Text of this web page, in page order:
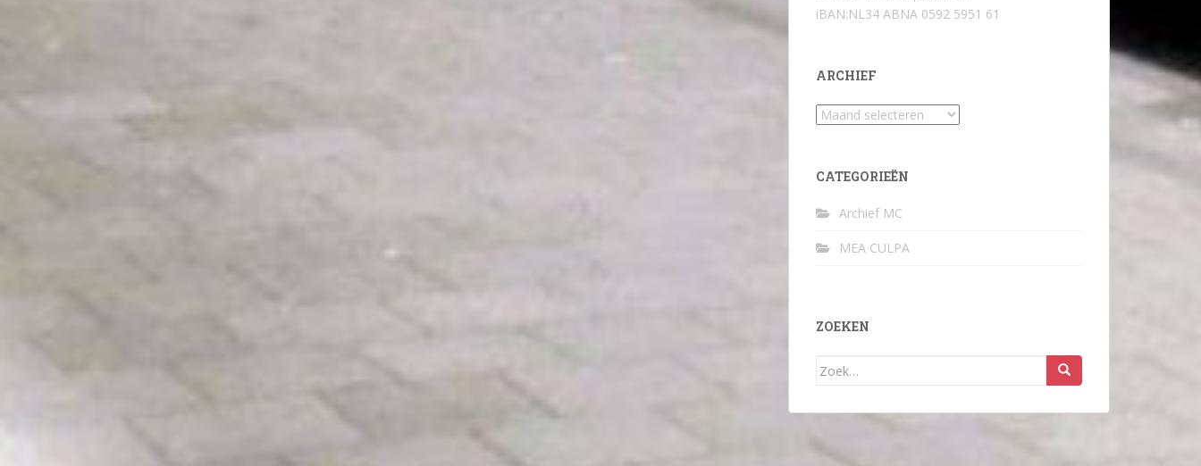
iBAN:NL34 ABNA 0592 5951 61
ARCHIEF
Archief
CATEGORIEËN
Archief MC
MEA CULPA
ZOEKEN
Zoek